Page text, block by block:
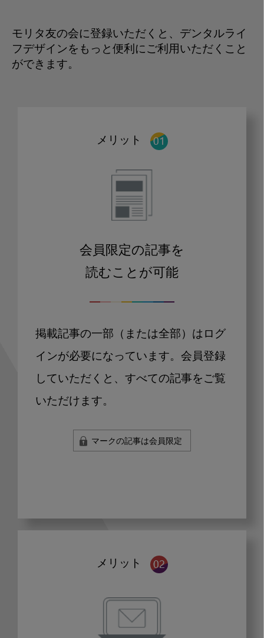
モリタ友の会に登録いただくと、デンタルライ
フデザインをもっと便利にご利用いただくこと
ができます。
メリット
会員限定の記事を
読むことが可能
掲載記事の一部（または全部）はログ
インが必要になっています。会員登録
していただくと、すべての記事をご覧
いただけます。
マークの記事は会員限定
メリット